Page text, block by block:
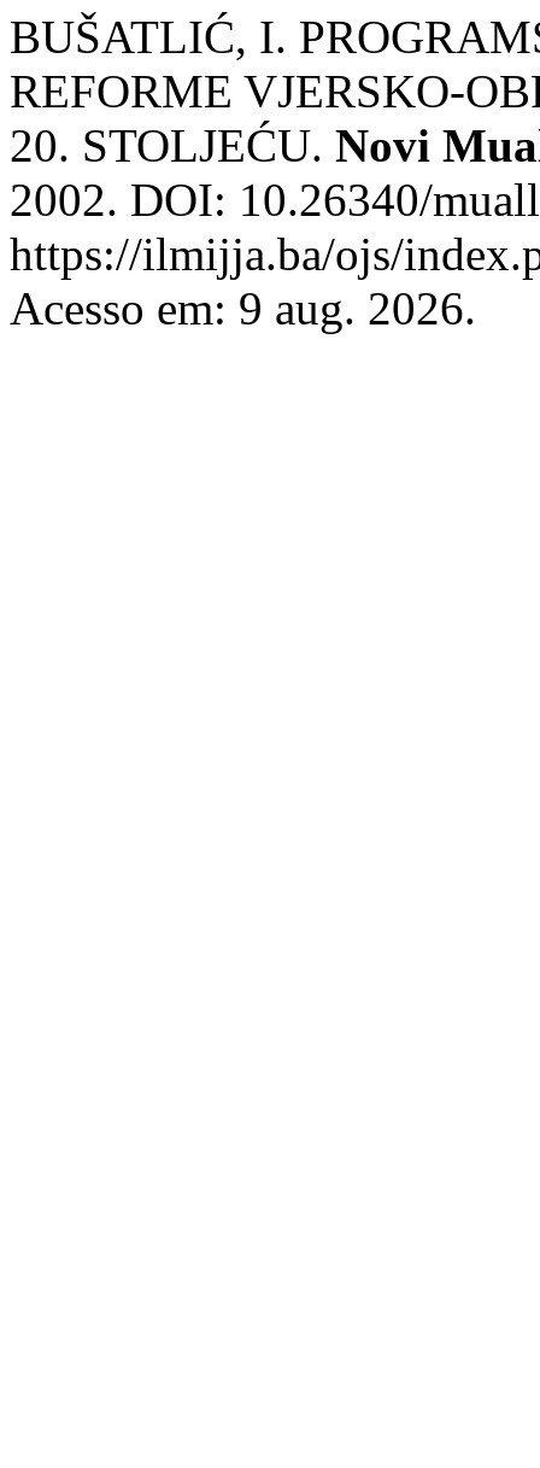
BUŠATLIĆ, I.
REFORME VJERSKO-
20. STOLJEĆU. Novi
2002. DOI: 10.26340/
https://ilmijja.ba/ojs/
Acesso em: 9 aug. 2026.